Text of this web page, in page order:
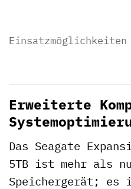
Einsatzmöglichkeiten
Erweiterte
Das Seagate
5TB ist mehr als
Speichergerät;